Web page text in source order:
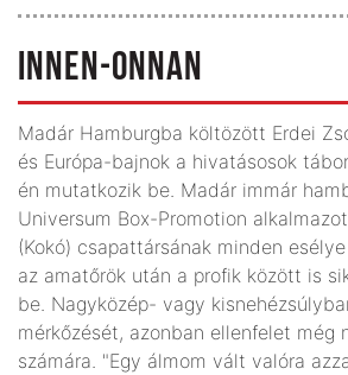
INNEN-ONNAN
Madár Hamburgba költözött Erdei
és Európa-bajnok a hivatásosok
én mutatkozik be. Madár immár
Universum Box-Promotion
(Kokó) csapattársának minden
az amatőrök után a profik között is
be. Nagyközép- vagy
mérkőzését, azonban ellenfelet még
számára. "Egy álmom vált valóra